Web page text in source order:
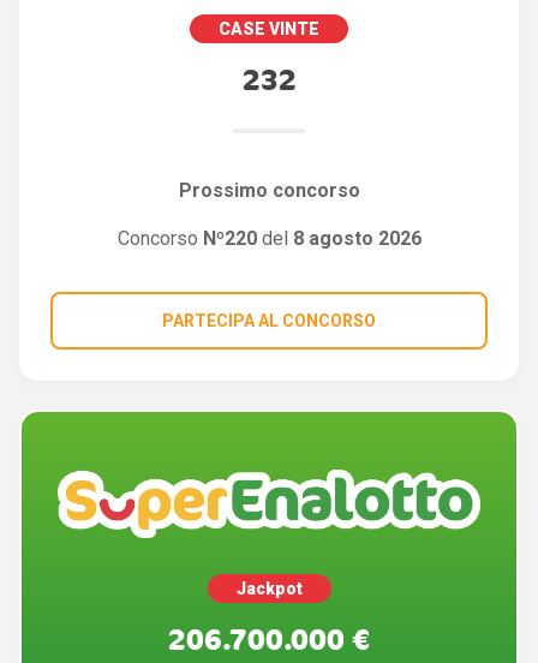
CASE VINTE
232
Prossimo concorso
Concorso Nº220del 8 agosto 2026
PARTECIPA AL CONCORSO
Jackpot
206.700.000 €